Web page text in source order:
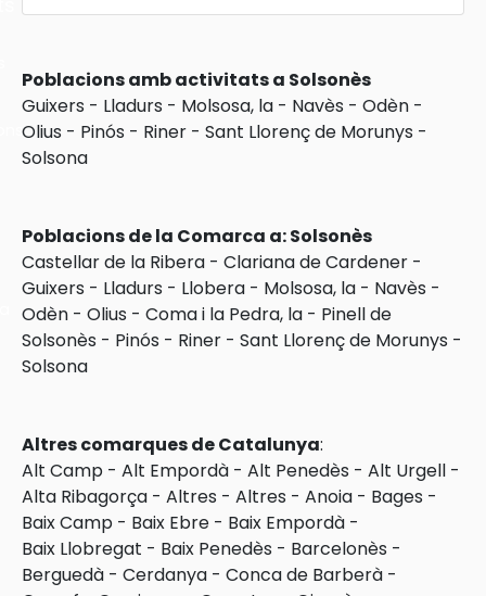
Poblacions amb activitats a Solsonès
Guixers - Lladurs - Molsosa, la - Navès - Odèn -
Olius - Pinós - Riner - Sant Llorenç de Morunys -
Solsona
Poblacions de la Comarca a: Solsonès
Castellar de la Ribera - Clariana de Cardener -
Guixers - Lladurs - Llobera - Molsosa, la - Navès -
Odèn - Olius - Coma i la Pedra, la - Pinell de
Solsonès - Pinós - Riner - Sant Llorenç de Morunys -
Solsona
Altres comarques de Catalunya:
Alt Camp - Alt Empordà - Alt Penedès - Alt Urgell -
Alta Ribagorça - Altres - Altres - Anoia - Bages -
Baix Camp - Baix Ebre - Baix Empordà -
Baix Llobregat - Baix Penedès - Barcelonès -
Berguedà - Cerdanya - Conca de Barberà -